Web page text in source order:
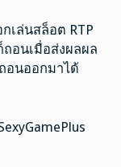
เล่นสล็อต RTP
อนเมื่อส่งผลผล
อนออกมาได้